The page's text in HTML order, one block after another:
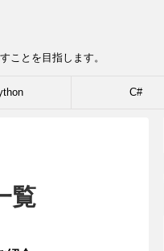
ことを目指します。
C#
覧